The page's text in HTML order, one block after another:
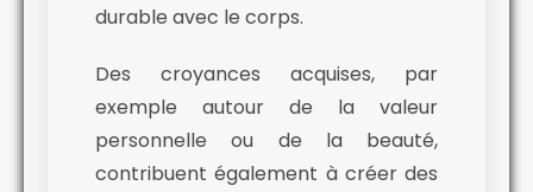
durable avec le corps.
Des croyances acquises, par
exemple autour de la valeur
personnelle ou de la beauté,
contribuent également à créer des